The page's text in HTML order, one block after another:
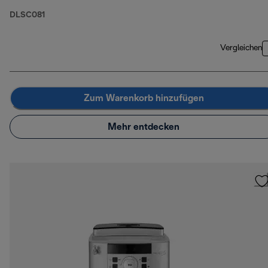
DLSC081
Vergleichen
Zum Warenkorb hinzufügen
Mehr entdecken